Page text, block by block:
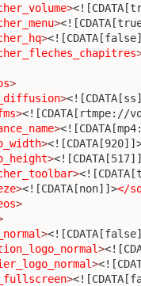
>
>
>
>
>
><![CDATA[rtmpe://
>
>
>
>
><![CDATA[non]]></
>
>
>
>
>